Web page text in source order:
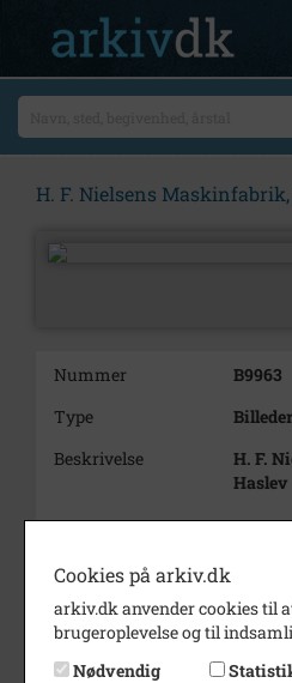
H. F. Nielsens
Nummer
B9963
Type
Billeder
Beskrivelse
H. F.
Haslev
Periode
Dateringsnote
1930-
Fotograf
Cookies på arkiv.dk
arkiv.dk anvender cookies til
brugeroplevelse og til
Nødvendig